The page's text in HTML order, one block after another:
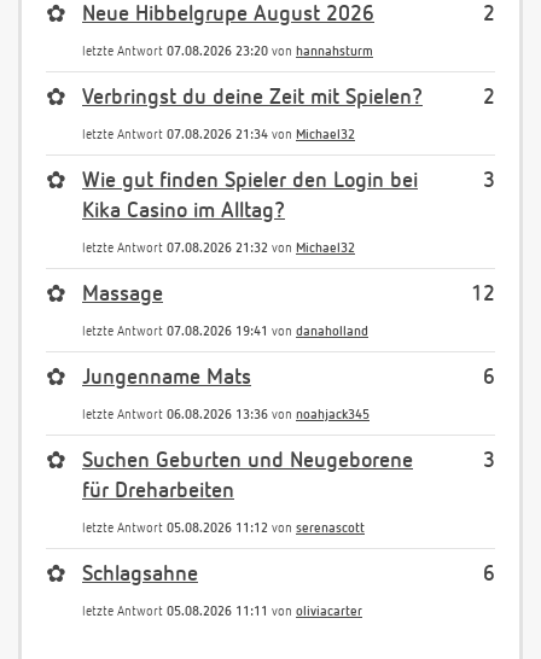
2
✿ Neue Hibbelgrupe August 2026
letzte Antwort 07.08.2026 23:20 von hannahsturm
2
✿ Verbringst du deine Zeit mit Spielen?
letzte Antwort 07.08.2026 21:34 von Michael32
3
✿
Wie gut finden Spieler den Login bei
Kika Casino im Alltag?
letzte Antwort 07.08.2026 21:32 von Michael32
12
✿ Massage
letzte Antwort 07.08.2026 19:41 von danaholland
6
✿ Jungenname Mats
letzte Antwort 06.08.2026 13:36 von noahjack345
3
✿
Suchen Geburten und Neugeborene
für Dreharbeiten
letzte Antwort 05.08.2026 11:12 von serenascott
6
✿ Schlagsahne
letzte Antwort 05.08.2026 11:11 von oliviacarter